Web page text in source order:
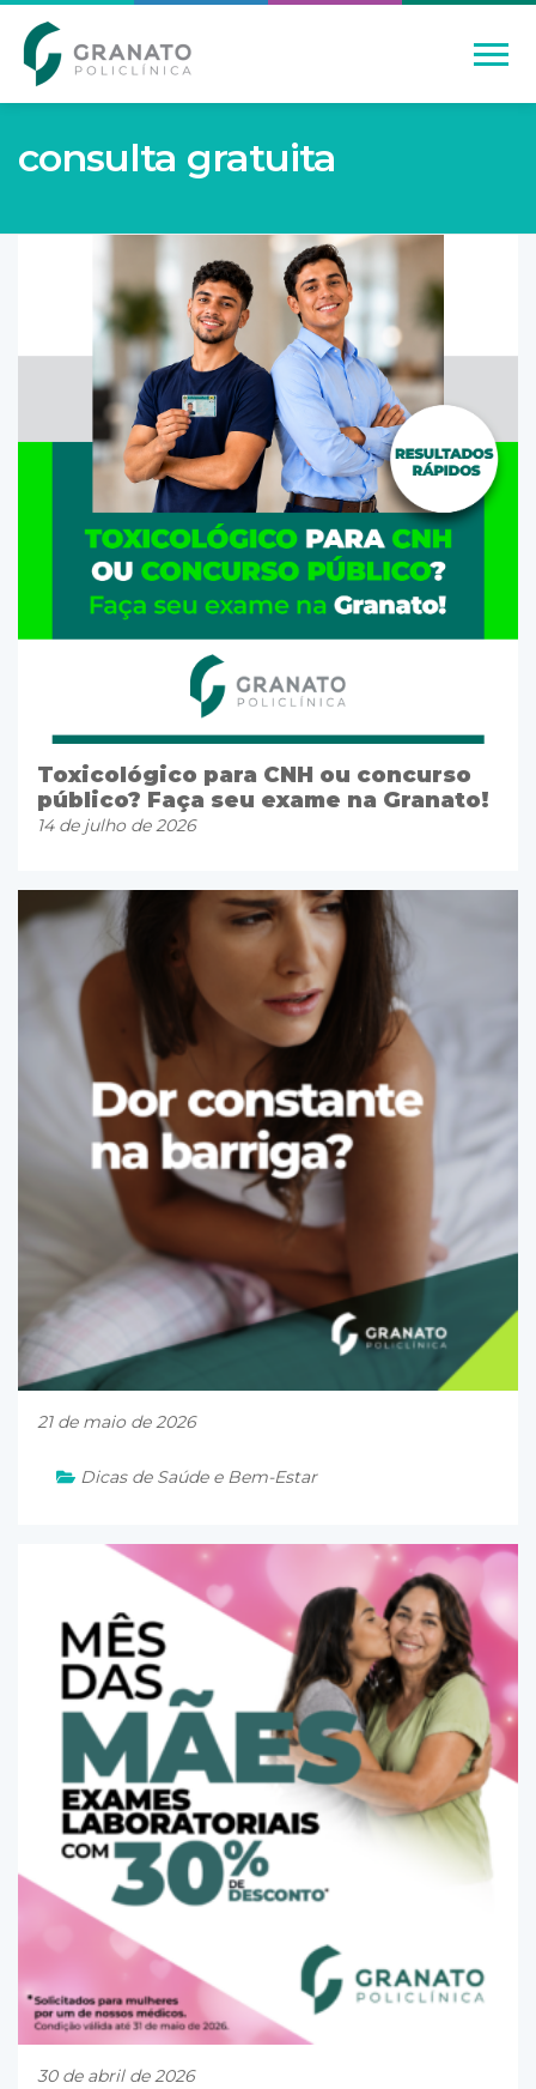
consulta gratuita
Toxicológico para CNH ou concurso
público? Faça seu exame na Granato!
14 de julho de 2026
21 de maio de 2026
Dicas de Saúde e Bem-Estar
30 de abril de 2026